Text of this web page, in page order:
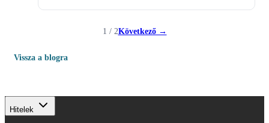
1 / 2Következő →
Vissza a blogra
Hitelek